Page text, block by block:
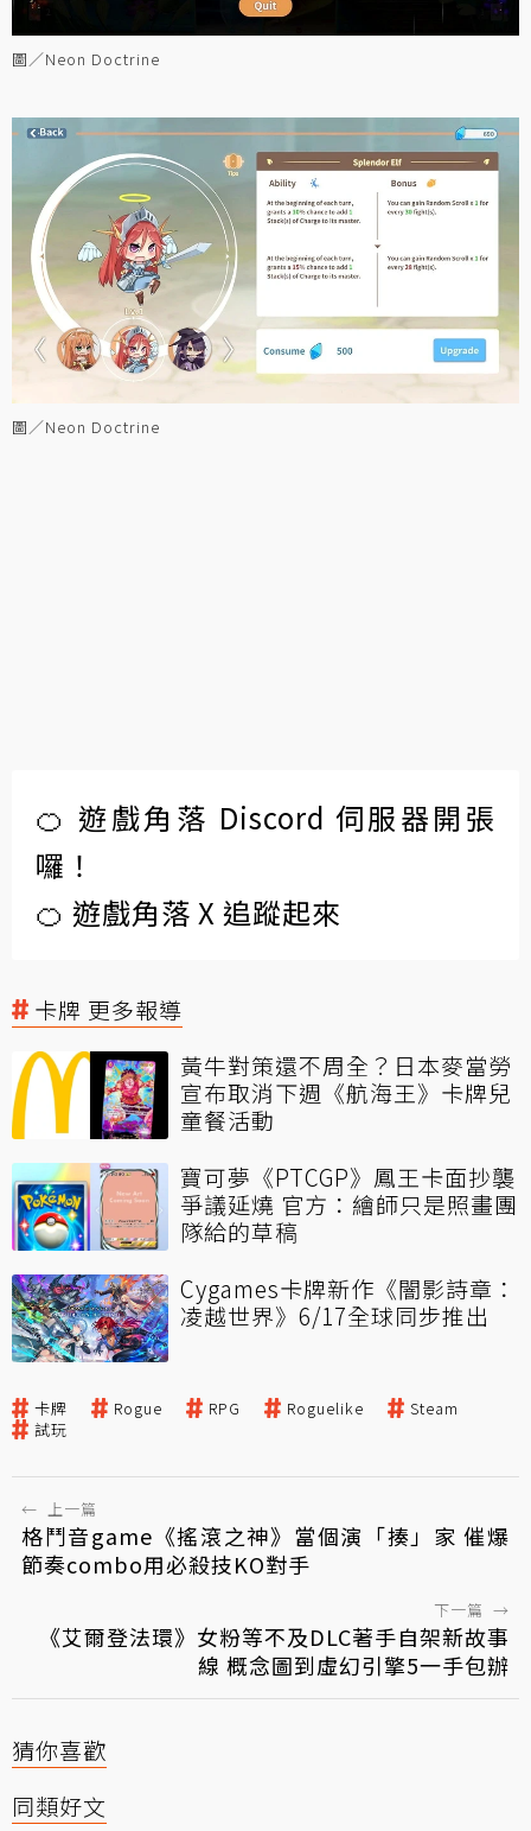
圖／Neon Doctrine
圖／Neon Doctrine
🍊 遊戲角落 Discord 伺服器開張
囉！
🍊 遊戲角落 X 追蹤起來
卡牌 更多報導
黃牛對策還不周全？日本麥當勞
宣布取消下週《航海王》卡牌兒
童餐活動
寶可夢《PTCGP》鳳王卡面抄襲
爭議延燒 官方：繪師只是照畫團
隊給的草稿
Cygames卡牌新作《闇影詩章：
凌越世界》6/17全球同步推出
卡牌 Rogue RPG Roguelike
Steam
試玩
← 上一篇
格鬥音game《搖滾之神》當個演「揍」家 催爆
節奏combo用必殺技KO對手
下一篇 →
《艾爾登法環》女粉等不及DLC著手自架新故事
線 概念圖到虛幻引擎5一手包辦
猜你喜歡
同類好文